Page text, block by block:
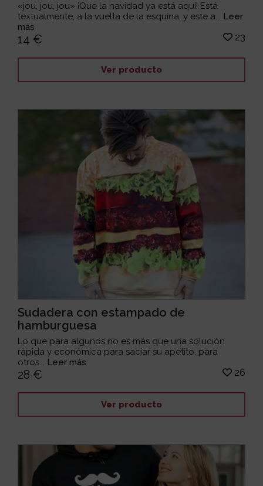
«jou, jou, jou» ¡Que la navidad ya está aquí! Está
textualmente, a la vuelta de la esquina, y este a... Leer
más
14 € 23
Ver producto
Sudadera con estampado de
hamburguesa
Lo que para algunos no es más que una solución
rápida y económica para saciar su apetito, para
otros... Leer más
28 € 26
Ver producto